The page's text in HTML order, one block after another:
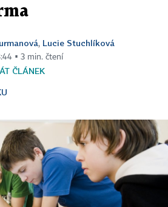
, Lucie Stuchlíková
▪ 3 min. čtení
ČLÁNEK